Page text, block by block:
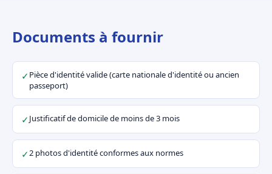
Documents à fournir
✓ Pièce d'identité valide (carte nationale d'identité ou ancien
passeport)
✓Justificatif de domicile de moins de 3 mois
✓2 photos d'identité conformes aux normes